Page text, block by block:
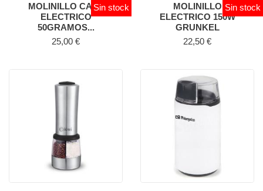
MOLINILLO CAFE
ELECTRICO
50GRAMOS...
Sin stock
Precio
25,00 €
MOLINILLO
ELECTRICO 150W
GRUNKEL
Sin stock
Precio
22,50 €